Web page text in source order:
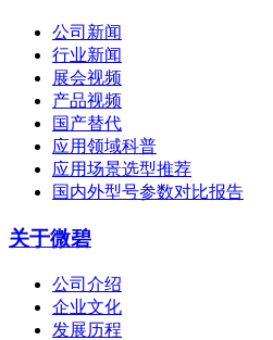
公司新闻
行业新闻
展会视频
产品视频
国产替代
应用领域科普
应用场景选型推荐
国内外型号参数对比报告
关于微碧
公司介绍
企业文化
发展历程